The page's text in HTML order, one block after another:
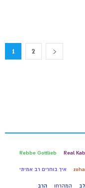
1 2
Real
Rebbe Gottlieb
איך בוחרים רב אמיתי
המהרחו הרב